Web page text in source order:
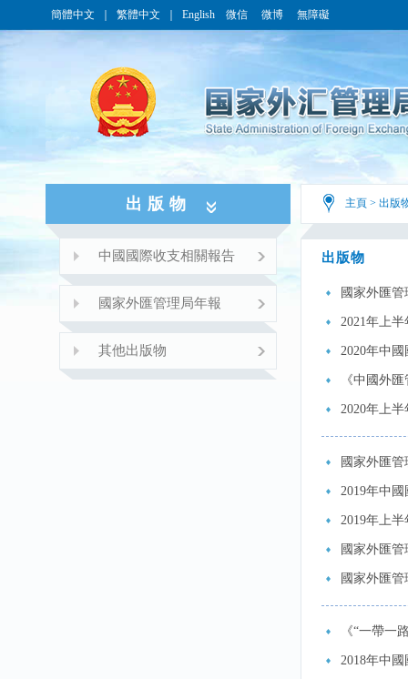
簡體中文 繁體中文 English 微信 微博 無障礙
出版物
中國國際收支相關報告
國家外匯管理局年報
其他出版物
主頁 > 出版
出版物
國家外匯管
2021年上
2020年中
《中國外
2020年上
國家外匯管
2019年中
2019年上
國家外匯管
國家外匯
《“一帶一
2018年中